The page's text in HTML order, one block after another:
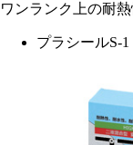
ワンランク上の耐
プラシールS-1